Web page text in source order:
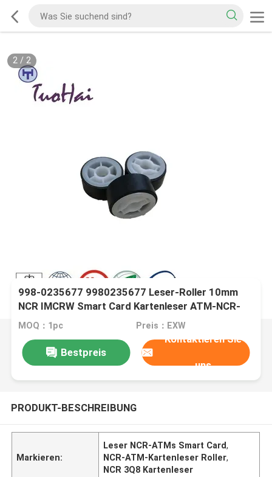
2/ 2
998-0235677 9980235677 Leser-Roller 10mm
NCR IMCRW Smart Card Kartenleser ATM-NCR-
ATM-Maschinenteile NCR 3Q8 Feed Roller
MOQ：1pc Preis：EXW
Bestpreis
Kontaktieren Sie
uns
PRODUKT-BESCHREIBUNG
Markieren:
Leser NCR-ATMs Smart Card,
NCR-ATM-Kartenleser Roller,
NCR 3Q8 Kartenleser